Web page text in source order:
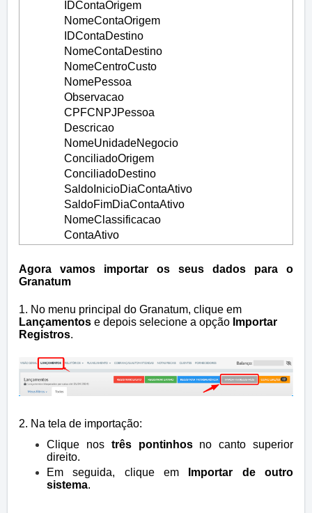
IDContaOrigem
NomeContaOrigem
IDContaDestino
NomeContaDestino
NomeCentroCusto
NomePessoa
Observacao
CPFCNPJPessoa
Descricao
NomeUnidadeNegocio
ConciliadoOrigem
ConciliadoDestino
SaldoInicioDiaContaAtivo
SaldoFimDiaContaAtivo
NomeClassificacao
ContaAtivo
Agora vamos importar os seus dados para o
Granatum
1. No menu principal do Granatum, clique em
Lançamentos e depois selecione a opção Importar
Registros.
2. Na tela de importação:
Clique nos três pontinhosno canto superior
direito.
Em seguida, clique em
Importar de outro
sistema.